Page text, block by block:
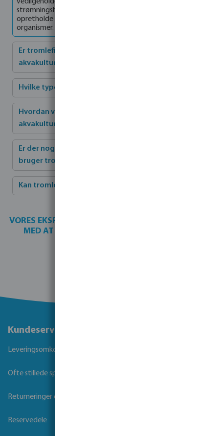
strømningshastigheder. Tromlefiltre hjælper med at
opretholde optimale forhold for fisk og andre vandlevende
organismer.
Er tromlefiltre egnede til alle typer
akvakultursystemer?
Hvilke typer affald kan tromlefiltre fjerne?
Hvordan vælger man det rigtige tromlefilter til et
akvakultursystem?
Er der nogen miljømæssige overvejelser, når man
bruger tromlefiltre?
Kan tromlefiltre bruges i saltvandsakvakultur?
VORES EKSPERTER I AKVAKULTUR KAN HJÆLPE DIG
MED AT REALISERE DIT KOMPLETTE ANLÆG.
Kundeservice
Leveringsomkostninger og transporttid
Ofte stillede spørgsmål
Returneringer og Garanti
Reservedele